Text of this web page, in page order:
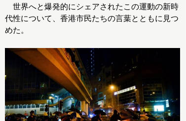
世界へと爆発的にシェアされたこの運動の新時
代性について、香港市民たちの言葉とともに見つ
めた。